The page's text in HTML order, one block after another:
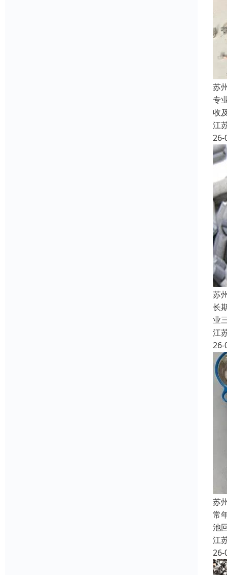
苏
专
收
江
26-
苏
长
业
江
26-
苏
常
池
江
26-